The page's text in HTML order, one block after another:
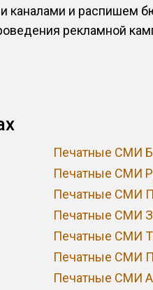
и распишем
рекламной
Печатные СМИ
Печатные СМИ
Печатные СМИ
Печатные СМИ
Печатные СМИ
Печатные СМИ
Печатные СМИ